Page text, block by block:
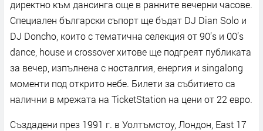
директно към дансинга още в ранните вечерни часове.
Специален български съпорт ще бъдат DJ Dian Solo и
DJ Doncho, които с тематична селекция от 90’s и 00’s
dance, house и crossover хитове ще подгреят публиката
за вечер, изпълнена с носталгия, енергия и singalong
моменти под открито небе. Билети за събитието са
налични в мрежата на TicketStation на цени от 22 евро.
Създадени през 1991 г. в Уолтъмстоу, Лондон, East 17